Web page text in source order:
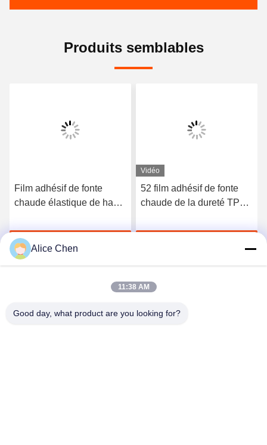
Produits semblables
Film adhésif de fonte
chaude élastique de haute
3412
Discuter Maintenant
Vidéo
52 film adhésif de fonte
chaude de la dureté TPU
vêtements sans couture
Alice Chen
11:38 AM
Good day, what product are you looking for?